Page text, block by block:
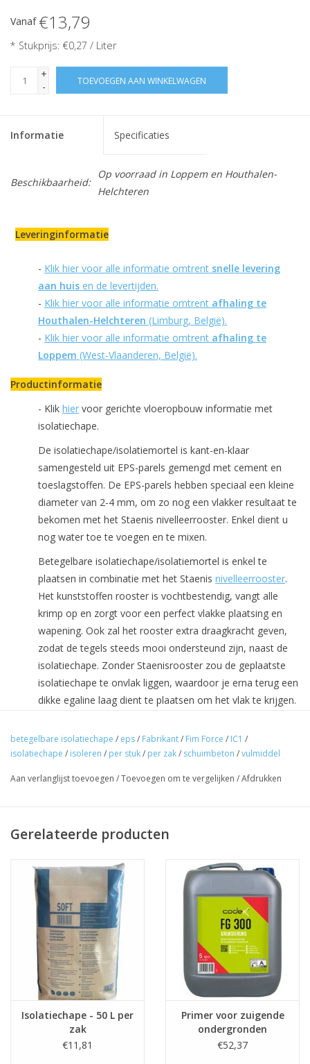
Vanaf€13,79
* Stukprijs: €0,27 / Liter
+
-
TOEVOEGEN AAN WINKELWAGEN
Informatie Specificaties
Beschikbaarheid:
Op voorraad in Loppem en Houthalen-
Helchteren
Leveringinformatie
- Klik hier voor alle informatie omtrent snelle levering
aan huis en de levertijden.
- Klik hier voor alle informatie omtrent afhaling te
Houthalen-Helchteren (Limburg, België).
- Klik hier voor alle informatie omtrent afhaling te
Loppem (West-Vlaanderen, België).
Productinformatie
- Klik hier voor gerichte vloeropbouw informatie met
isolatiechape.
De isolatiechape/isolatiemortel is kant-en-klaar
samengesteld uit EPS-parels gemengd met cement en
toeslagstoffen. De EPS-parels hebben speciaal een kleine
diameter van 2-4 mm, om zo nog een vlakker resultaat te
bekomen met het Staenis nivelleerrooster. Enkel dient u
nog water toe te voegen en te mixen.
Betegelbare isolatiechape/isolatiemortel is enkel te
plaatsen in combinatie met het Staenis nivelleerrooster.
Het kunststoffen rooster is vochtbestendig, vangt alle
krimp op en zorgt voor een perfect vlakke plaatsing en
wapening. Ook zal het rooster extra draagkracht geven,
zodat de tegels steeds mooi ondersteund zijn, naast de
isolatiechape. Zonder Staenisrooster zou de geplaatste
isolatiechape te onvlak liggen, waardoor je erna terug een
dikke egaline laag dient te plaatsen om het vlak te krijgen.
met de isolatiechape. Deze zal zinken tot aan de bodem.
Bij droge ondergronden, de dag ervoor, de ondergrond
bevochtigen.
Voor een gladder en nog harder eindresultaat de primer
geplaatst op dezelfde hoogte als de bovenkant van het
rooster.
Let op:
- Let op zakken niet buiten of in vochtige ruimtes
stockeren.
- We raden je aan om zonder folie te werken onder de
betegelbare isolatiechape/isolatiemortel, maar indien er
wapeningsnet te plaatsen.
Benodigde hoeveelheid
betegelbare isolatiechape / eps/ Fabrikant/ Fim Force / IC1 /
isolatiechape / isoleren / per stuk/ per zak/ schuimbeton /vulmiddel
Aan verlanglijst toevoegen /Toevoegen om te vergelijken /Afdrukken
Gerelateerde producten
Isolatiechape - 50 L per
zak
€11,81
Primer voor zuigende
ondergronden
€52,37